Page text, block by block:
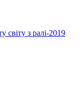
світу з ралі-2019